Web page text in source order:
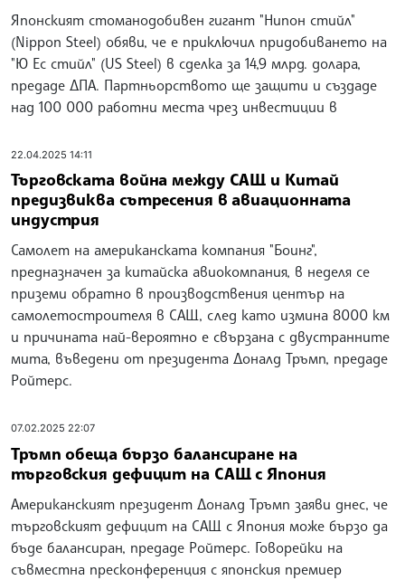
Японският стоманодобивен гигант "Нипон стийл"
(Nippon Steel) обяви, че е приключил придобиването на
"Ю Ес стийл" (US Steel) в сделка за 14,9 млрд. долара,
предаде ДПА. Партньорството ще защити и създаде
над 100 000 работни места чрез инвестиции в
22.04.2025 14:11
Търговската война между САЩ и Китай
предизвиква сътресения в авиационната
индустрия
Самолет на американската компания "Боинг",
предназначен за китайска авиокомпания, в неделя се
приземи обратно в производствения център на
самолетостроителя в САЩ, след като измина 8000 км
и причината най-вероятно е свързана с двустранните
мита, въведени от президента Доналд Тръмп, предаде
Ройтерс.
07.02.2025 22:07
Тръмп обеща бързо балансиране на
търговския дефицит на САЩ с Япония
Американският президент Доналд Тръмп заяви днес, че
търговският дефицит на САЩ с Япония може бързо да
бъде балансиран, предаде Ройтерс. Говорейки на
съвместна пресконференция с японския премиер